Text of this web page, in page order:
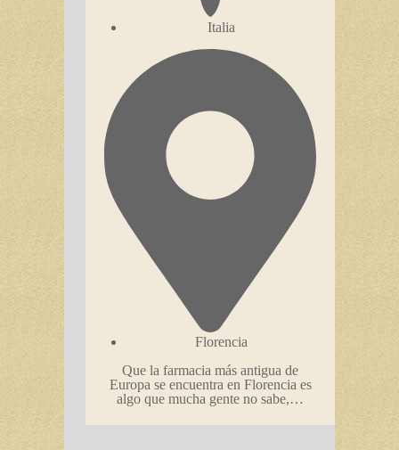
Italia
Florencia
Que la farmacia más antigua de
Europa se encuentra en Florencia es
algo que mucha gente no sabe,…